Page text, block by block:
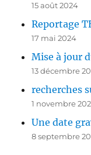
15 août 2024
Reportage
17 mai 2024
Mise à jour
13 décembre
recherches
1 novembre
Une date
8 septembre